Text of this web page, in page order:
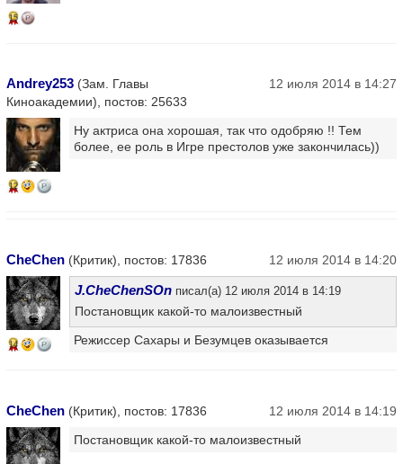
15
Andrey253 (Зам. Главы
Киноакадемии), постов: 25633
12 июля 2014 в 14:27
12
Ну актриса она хорошая, так что одобряю !! Тем
более, ее роль в Игре престолов уже закончилась))
CheChen (Критик), постов: 17836 12 июля 2014 в 14:20
14
J.CheChenSOn писал(а) 12 июля 2014 в 14:19
Постановщик какой-то малоизвестный
Режиссер Сахары и Безумцев оказывается
CheChen (Критик), постов: 17836
12 июля 2014 в 14:19
Постановщик какой-то малоизвестный